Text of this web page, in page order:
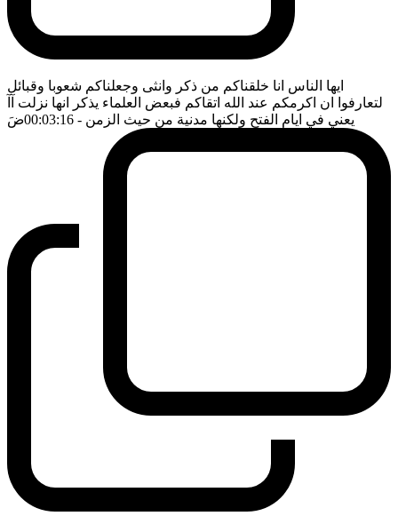
ايها الناس انا خلقناكم من ذكر وانثى وجعلناكم شعوبا وقبائل
لتعارفوا ان اكرمكم عند الله اتقاكم فبعض العلماء يذكر انها نزلت آآ
يعني في ايام الفتح ولكنها مدنية من حيث الزمن - 00:03:16 ضَ